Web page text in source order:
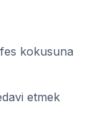
kokusuna
etmek